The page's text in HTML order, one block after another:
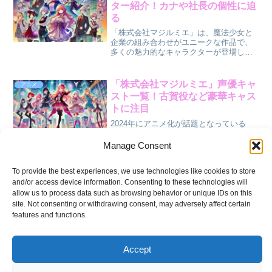
Manage Consent
To provide the best experiences, we use technologies like cookies to store
and/or access device information. Consenting to these technologies will
allow us to process data such as browsing behavior or unique IDs on this
site. Not consenting or withdrawing consent, may adversely affect certain
features and functions.
Accept
ター紹介！カナや社長の個性に迫
る
「株式会社マジルミエ」は、魔法少女と
企業の組み合わせがユニークな作品で、
多くの魅力的なキャラクターが登場しま
なる個性と役割で物語を彩っています。
本記事では、カナや社...
アニメ
「株式会社マジルミエ」声優キャ
スト一覧！古賀役など豪華キャス
トに注目
2024年にアニメ化が話題となっている
ビジネスとして描く新しい視点の作品で
す。 登場キャラクターの個性を引き立て
るものです。特に注目を集めるのは古賀
役をはじめとするキャ...
アニメ
『ひとりぼっちの異世界攻略』キ
ャラクター相関図と物語の展開を
徹底解説
仲間たちとの絆を描いた作品です。 本記
関図で整理し、物語の展開を詳しく解説
します。この記事を読むとわかること
「黒岩メダカに私の可愛いが通じ